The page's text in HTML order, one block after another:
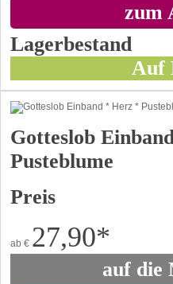
zum
Lagerbestand
Auf
Gotteslob
Pusteblume
Preis
ab € 27,90*
auf die